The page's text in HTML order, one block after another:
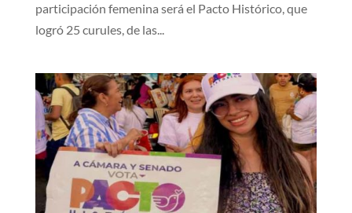
participación femenina será el Pacto Histórico, que
logró 25 curules, de las...